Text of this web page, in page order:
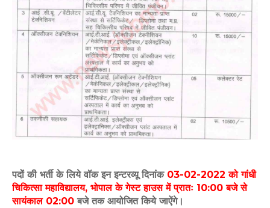
पदों की भर्ती के लिये वॉक इन इन्टरव्यू दिनांक 03-02-2022 को गांधी
चिकित्सा महाविद्यालय, भोपाल के गेस्ट हाउस में प्रातः 10:00 बजे से
सायंकाल 02:00 बजे तक आयोजित किये जाऐंगे।